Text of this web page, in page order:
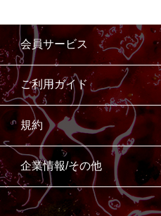
会員サービス
ご利用ガイド
規約
企業情報/その他